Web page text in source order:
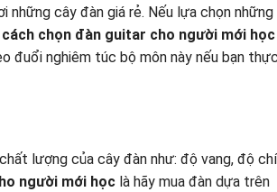
những cây đàn giá rẻ. Nếu lựa chọn những
cách chọn đàn guitar cho người mới học
đuổi nghiêm túc bộ môn này nếu bạn thực
lượng của cây đàn như: độ vang, độ
người mới học là hãy mua đàn dựa trên